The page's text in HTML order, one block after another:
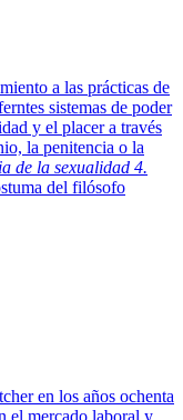
a las prácticas de
sistemas de poder
y el placer a través
la penitencia o la
de la sexualidad 4.
del filósofo
en los años ochenta
el mercado laboral y